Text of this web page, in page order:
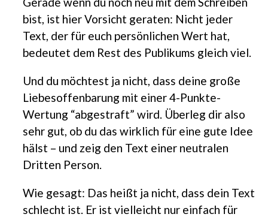
bist, ist hier Vorsicht geraten: Nicht jeder
Text, der für euch persönlichen Wert hat,
bedeutet dem Rest des Publikums gleich viel.
Und du möchtest ja nicht, dass deine große
Liebesoffenbarung mit einer 4-Punkte-
Wertung “abgestraft” wird. Überleg dir also
sehr gut, ob du das wirklich für eine gute Idee
hälst – und zeig den Text einer neutralen
Dritten Person.
Wie gesagt: Das heißt ja nicht, dass dein Text
schlecht ist. Er ist vielleicht nur einfach für